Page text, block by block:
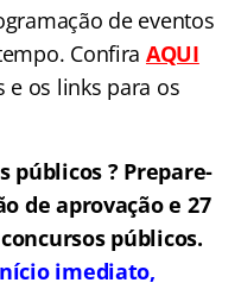
de eventos
Confira AQUI
e os links para os
públicos ? Prepare-
de aprovação e 27
públicos.
imediato,